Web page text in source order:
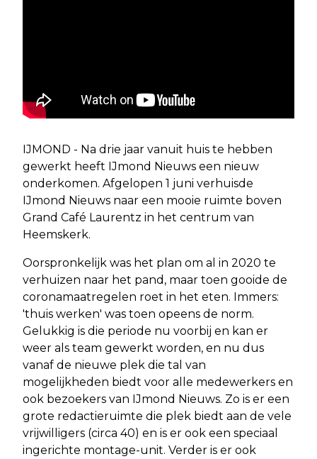
IJMOND - Na drie jaar vanuit huis te hebben
gewerkt heeft IJmond Nieuws een nieuw
onderkomen. Afgelopen 1 juni verhuisde
IJmond Nieuws naar een mooie ruimte boven
Grand Café Laurentz in het centrum van
Heemskerk.
Oorspronkelijk was het plan om al in 2020 te
verhuizen naar het pand, maar toen gooide de
coronamaatregelen roet in het eten. Immers:
'thuis werken' was toen opeens de norm.
Gelukkig is die periode nu voorbij en kan er
weer als team gewerkt worden, en nu dus
vanaf de nieuwe plek die tal van
mogelijkheden biedt voor alle medewerkers en
ook bezoekers van IJmond Nieuws. Zo is er een
grote redactieruimte die plek biedt aan de vele
vrijwilligers (circa 40) en is er ook een speciaal
ingerichte montage-unit. Verder is er ook